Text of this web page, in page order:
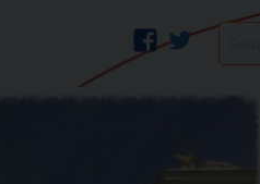
twitter
facebook